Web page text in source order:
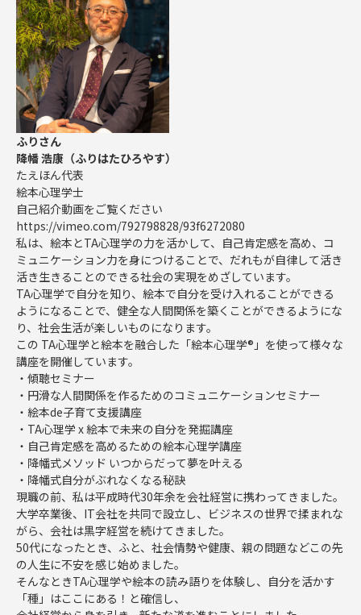
ふりさん
降幡 浩康（ふりはたひろやす）
たえほん代表
絵本心理学士
自己紹介動画をご覧ください
https://vimeo.com/792798828/93f6272080
私は、絵本とTA心理学の力を活かして、自己肯定感を高め、コ
ミュニケーション力を身につけることで、だれもが自律して活き
活き生きることのできる社会の実現をめざしています。
TA心理学で自分を知り、絵本で自分を受け入れることができる
ようになることで、健全な人間関係を築くことができるようにな
り、社会生活が楽しいものになります。
この TA心理学と絵本を融合した「絵本心理学®」を使って様々な
講座を開催しています。
・傾聴セミナー
・円滑な人間関係を作るためのコミュニケーションセミナー
・絵本de子育て支援講座
・TA心理学 x 絵本で未来の自分を発掘講座
・自己肯定感を高めるための絵本心理学講座
・降幡式メソッド いつからだって夢を叶える
・降幡式自分がぶれなくなる秘訣
現職の前、私は平成時代30年余を会社経営に携わってきました。
大学卒業後、IT会社を共同で設立し、ビジネスの世界で揉まれな
がら、会社は黒字経営を続けてきました。
50代になったとき、ふと、社会情勢や健康、親の問題などこの先
の人生に不安を感じ始めました。
そんなときTA心理学や絵本の読み語りを体験し、自分を活かす
「種」はここにある！と確信し、